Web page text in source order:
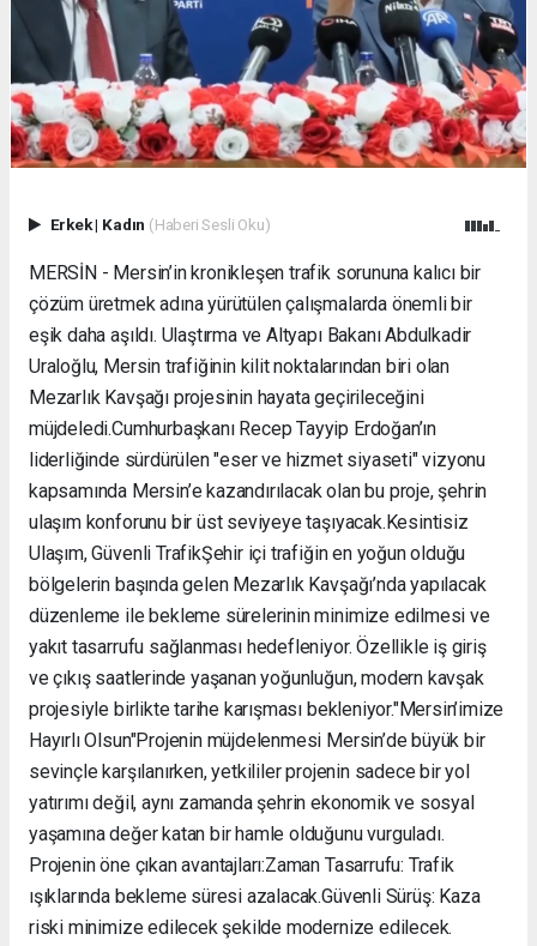
Erkek| Kadın (Haberi Sesli Oku)
MERSİN - Mersin’in kronikleşen trafik sorununa kalıcı bir
çözüm üretmek adına yürütülen çalışmalarda önemli bir
eşik daha aşıldı. Ulaştırma ve Altyapı Bakanı Abdulkadir
Uraloğlu, Mersin trafiğinin kilit noktalarından biri olan
Mezarlık Kavşağı projesinin hayata geçirileceğini
müjdeledi. ​Cumhurbaşkanı Recep Tayyip Erdoğan’ın
liderliğinde sürdürülen "eser ve hizmet siyaseti" vizyonu
kapsamında Mersin’e kazandırılacak olan bu proje, şehrin
ulaşım konforunu bir üst seviyeye taşıyacak. ​Kesintisiz
Ulaşım, Güvenli Trafik ​Şehir içi trafiğin en yoğun olduğu
bölgelerin başında gelen Mezarlık Kavşağı’nda yapılacak
düzenleme ile bekleme sürelerinin minimize edilmesi ve
yakıt tasarrufu sağlanması hedefleniyor. Özellikle iş giriş
ve çıkış saatlerinde yaşanan yoğunluğun, modern kavşak
projesiyle birlikte tarihe karışması bekleniyor. ​"Mersin’imize
Hayırlı Olsun" ​Projenin müjdelenmesi Mersin’de büyük bir
sevinçle karşılanırken, yetkililer projenin sadece bir yol
yatırımı değil, aynı zamanda şehrin ekonomik ve sosyal
yaşamına değer katan bir hamle olduğunu vurguladı. ​
Projenin öne çıkan avantajları: ​Zaman Tasarrufu: Trafik
ışıklarında bekleme süresi azalacak. ​Güvenli Sürüş: Kaza
riski minimize edilecek şekilde modernize edilecek. ​